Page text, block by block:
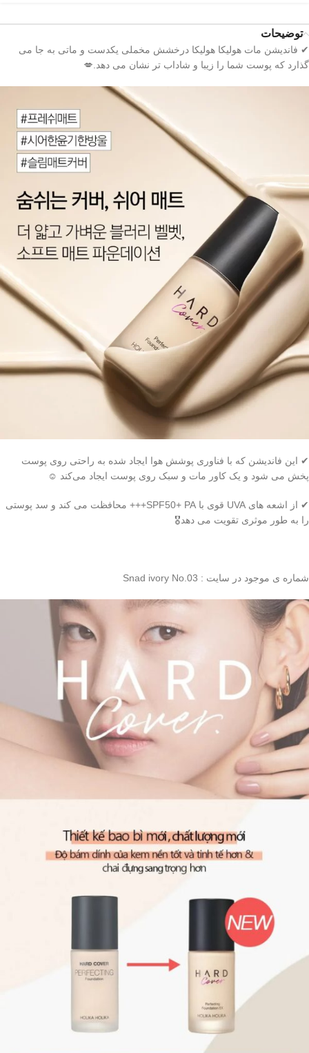
توضیحات
✔ فاندیشن مات هولیکا هولیکا درخشش مخملی یکدست و ماتی به جا می
گذارد که پوست شما را زیبا و شاداب تر نشان می دهد.💋
✔ این فاندیشن که با فناوری پوشش هوا ایجاد شده به راحتی روی پوست
پخش می شود و یک کاور مات و سبک روی پوست ایجاد می‌کند ☺️
✔ از اشعه های UVA قوی با SPF50+ PA+++ محافظت می کند و سد پوستی
را به طور موثری تقویت می دهد🎖
شماره ی موجود در سایت : Snad ivory No.03